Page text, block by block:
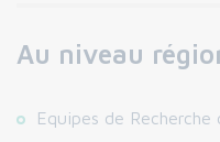
Au niveau
Equipes de Recherche